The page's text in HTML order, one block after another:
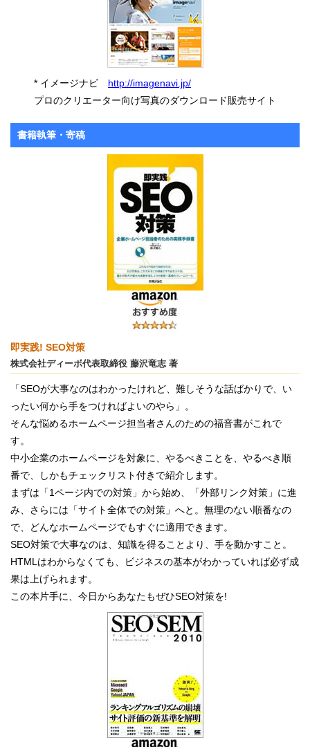
* イメージナビ http://imagenavi.jp/
プロのクリエーター向け写真のダウンロード販売サイト
書籍執筆・寄稿
即実践! SEO対策
株式会社ディーボ代表取締役 藤沢竜志 著
「SEOが大事なのはわかったけれど、難しそうな話ばかりで、い
ったい何から手をつければよいのやら」。
そんな悩めるホームページ担当者さんのための福音書がこれで
す。
中小企業のホームページを対象に、やるべきことを、やるべき順
番で、しかもチェックリスト付きで紹介します。
まずは「1ページ内での対策」から始め、「外部リンク対策」に進
み、さらには「サイト全体での対策」へと。無理のない順番なの
で、どんなホームページでもすぐに適用できます。
SEO対策で大事なのは、知識を得ることより、手を動かすこと。
HTMLはわからなくても、ビジネスの基本がわかっていれば必ず成
果は上げられます。
この本片手に、今日からあなたもぜひSEO対策を!